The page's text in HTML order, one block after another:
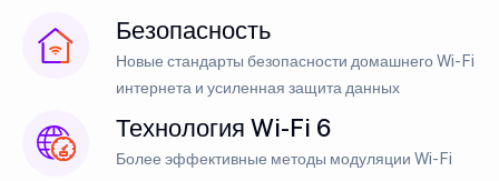
Безопасность
Новые стандарты безопасности домашнего Wi-Fi
интернета и усиленная защита данных
Технология Wi-Fi 6
Более эффективные методы модуляции Wi-Fi